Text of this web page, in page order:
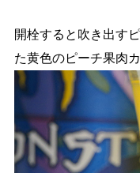
開栓すると吹き出す
た黄色のピーチ果肉